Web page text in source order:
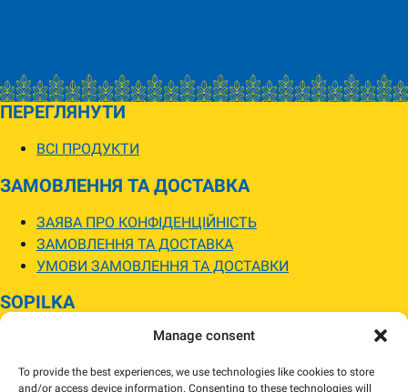
Manage consent
To provide the best experiences, we use technologies like cookies to store
and/or access device information. Consenting to these technologies will
ПЕРЕГЛЯНУТИ
ВСІ ПРОДУКТИ
ЗАМОВЛЕННЯ ТА ДОСТАВКА
ЗАЯВА ПРО КОНФІДЕНЦІЙНІСТЬ
ЗАМОВЛЕННЯ ТА ДОСТАВКА
УМОВИ ЗАМОВЛЕННЯ ТА ДОСТАВКИ
SOPILKA
МАГАЗИНИ SOPILKA
НОВИНИ